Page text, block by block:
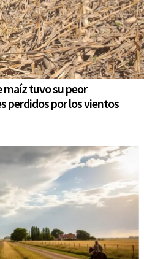
maíz tuvo su peor
perdidos por los vientos